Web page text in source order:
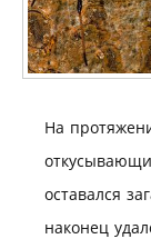
На
оставался
наконец